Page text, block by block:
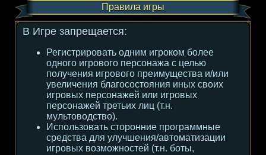
Правила игры
В Игре запрещается:
Регистрировать одним игроком более
одного игрового персонажа с целью
получения игрового преимущества и/или
увеличения благосостояния иных своих
игровых персонажей или игровых
персонажей третьих лиц (т.н.
мультоводство).
Использовать сторонние программные
средства для улучшения/автоматизации
игровых возможностей (т.н. боты,